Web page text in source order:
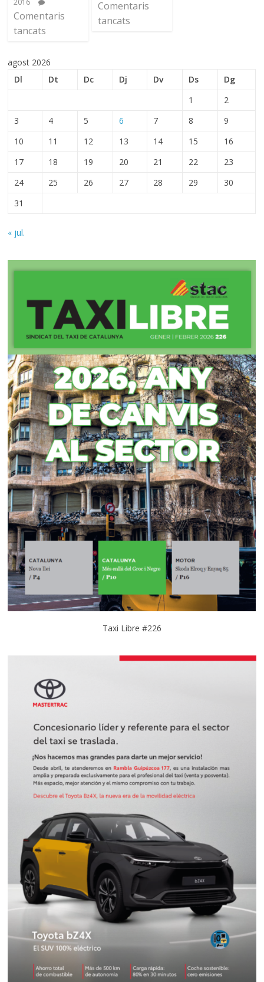
2016
Comentaris
tancats
Comentaris
tancats
agost 2026
Dl
Dt Dc Dj Dv Ds
Dg
1
2
3
4 5 6 7 8
9
10
11 12 13 14 15
16
17
18 19 20 21 22
23
24
25 26 27 28 29
30
31
« jul.
Taxi Libre #226